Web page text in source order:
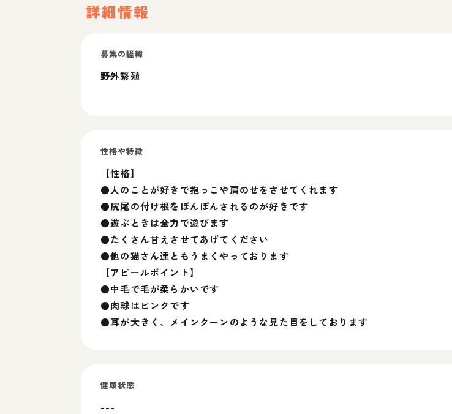
詳細情報
募集の経緯
野外繁殖
性格や特徴
【性格】
●人のことが好きで抱っこや肩のせをさせてくれます
●尻尾の付け根をぽんぽんされるのが好きです
●遊ぶときは全力で遊びます
●たくさん甘えさせてあげてください
●他の猫さん達ともうまくやっております
【アピールポイント】
●中毛で毛が柔らかいです
●肉球はピンクです
●耳が大きく、メインクーンのような見た目をしております
健康状態
---